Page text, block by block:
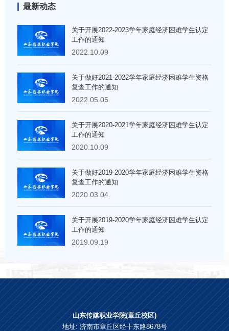
最新动态
关于开展2022-2023学年家庭经济困难学生认定
工作的通知
2022.10.09
关于做好2021-2022学年家庭经济困难学生资格
复查工作的通知
2022.05.05
关于开展2020-2021学年家庭经济困难学生认定
工作的通知
2020.10.09
关于做好2019-2020学年家庭经济困难学生资格
复查工作的通知
2020.03.04
关于开展2019-2020学年家庭经济困难学生认定
工作的通知
2019.09.19
山东传媒职业学院(章丘校区)
地址: 济南市章丘区经十东路8678号